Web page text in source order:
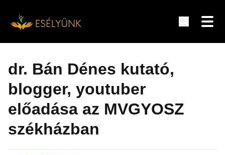
tartalomra
dr. Bán Dénes kutató,
blogger, youtuber
előadása az MVGYOSZ
székházban